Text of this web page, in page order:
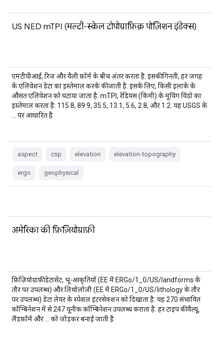
US NED mTPI (मल्टी-स्केल टोपोग्राफ़िक़ पोज़िशन इंडेक्स)
एमटीपीआई, रिज और वैली फ़ॉर्म के बीच अंतर करता है. इसकी गिनती, हर जगह
के एलिवेशन डेटा का इस्तेमाल करके की जाती है. इसके लिए, किसी इलाके के
औसत एलिवेशन को घटाया जाता है. mTPI, रेडियस (किमी) के मूविंग विंडो का
इस्तेमाल करता है: 115.8, 89.9, 35.5, 13.1, 5.6, 2.8, और 1.2. यह USGS के
… पर आधारित है
aspect csp elevation elevation-topography
ergo geophysical
अमेरिका की फ़िज़ियोग्राफ़ी
फ़िज़ियोग्राफ़ी डेटासेट, भू-आकृतियों (EE में ERGo/1_0/US/landforms के
तौर पर उपलब्ध) और लिथोलॉजी (EE में ERGo/1_0/US/lithology के तौर
पर उपलब्ध) डेटा लेयर के स्पेशल इंटरसेक्शन को दिखाता है. यह 270 संभावित
कॉम्बिनेशन में से 247 यूनीक कॉम्बिनेशन उपलब्ध कराता है. हर टाइप की वैल्यू,
लैंडफ़ॉर्म और … को जोड़कर बनाई जाती है